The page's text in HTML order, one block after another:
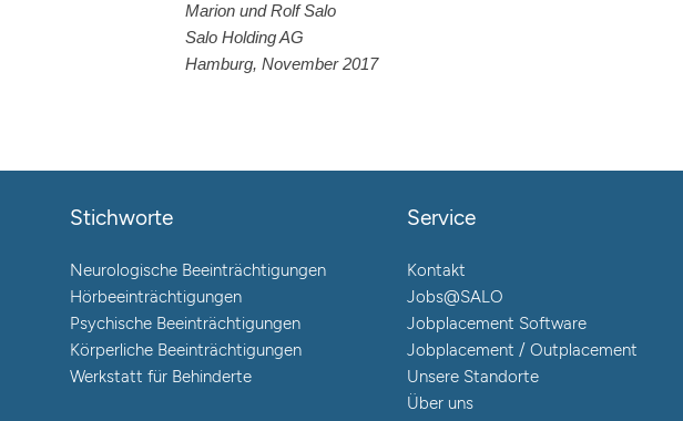
Marion und Rolf Salo
Salo Holding AG
Hamburg, November 2017
Stichworte
Neurologische Beeinträchtigungen
Hörbeeinträchtigungen
Psychische Beeinträchtigungen
Körperliche Beeinträchtigungen
Werkstatt für Behinderte
Service
Kontakt
Jobs@SALO
Jobplacement Software
Jobplacement / Outplacement
Unsere Standorte
Über uns